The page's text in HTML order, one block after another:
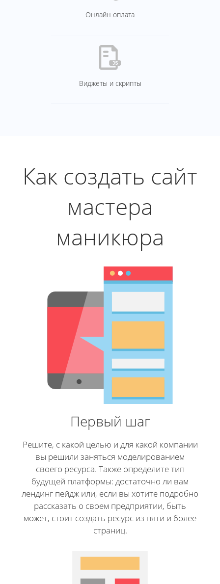
Онлайн оплата
Виджеты и скрипты
Как создать сайт
мастера
маникюра
Первый шаг
Решите, с какой целью и для какой компании
вы решили заняться моделированием
своего ресурса. Также определите тип
будущей платформы: достаточно ли вам
лендинг пейдж или, если вы хотите подробно
рассказать о своем предприятии, быть
может, стоит создать ресурс из пяти и более
страниц.